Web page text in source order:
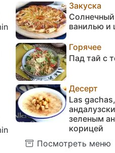
Закуска
ванилью и
Горячее
Пад тай с
Десерт
Las gachas,
зеленым
корицей
Посмотреть меню